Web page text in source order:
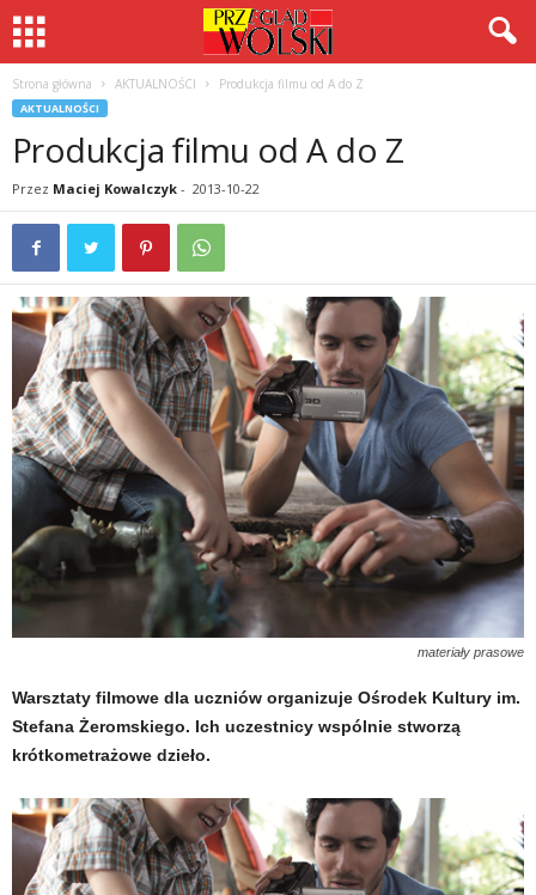
Strona główna AKTUALNOŚCI Produkcja filmu od A do Z
AKTUALNOŚCI
Produkcja filmu od A do Z
Przez Maciej Kowalczyk - 2013-10-22
materiały prasowe
Warsztaty filmowe dla uczniów organizuje Ośrodek Kultury im.
Stefana Żeromskiego. Ich uczestnicy wspólnie stworzą
krótkometrażowe dzieło.